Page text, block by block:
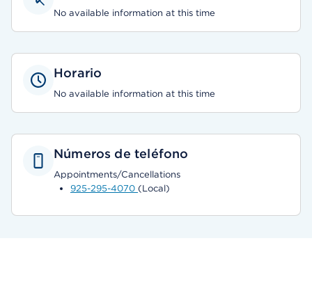
No available information at this time
Horario
No available information at this time
Números de teléfono
Appointments/Cancellations
925-295-4070 (Local)